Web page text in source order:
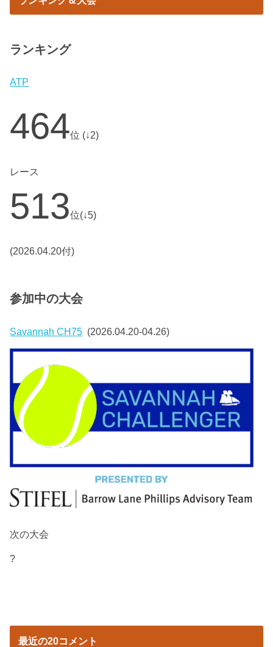
ランキング
ATP
464位 (↓2)
レース
513位(↓5)
(2026.04.20付)
参加中の大会
Savannah CH75 (2026.04.20-04.26)
次の大会
?
最近の20コメント